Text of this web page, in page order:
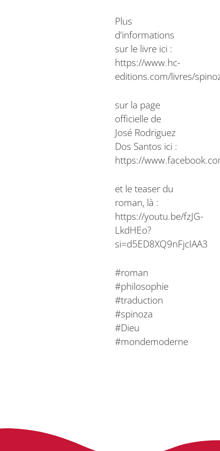
Plus
d’informations
sur le livre ici :
https://www.hc-
editions.com/livres/
sur la page
officielle de
José Rodriguez
Dos Santos ici :
https://
et le teaser du
roman, là :
https://youtu.be/fzJG-
LkdHEo?
si=d5ED8XQ9nFjcIAA3
#roman
#philosophie
#traduction
#spinoza
#Dieu
#mondemoderne